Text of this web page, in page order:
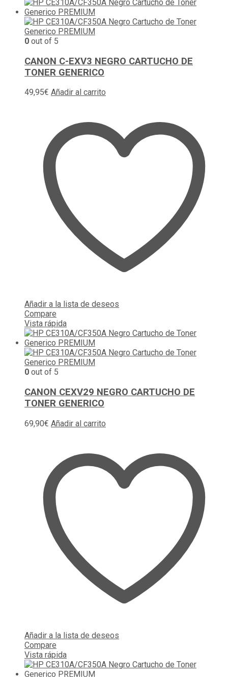
0 out of 5
CANON C-EXV3 NEGRO CARTUCHO DE
TONER GENERICO
49,95€ Añadir al carrito
Añadir a la lista de deseos
Compare
Vista rápida
0 out of 5
CANON CEXV29 NEGRO CARTUCHO DE
TONER GENERICO
69,90€ Añadir al carrito
Añadir a la lista de deseos
Compare
Vista rápida